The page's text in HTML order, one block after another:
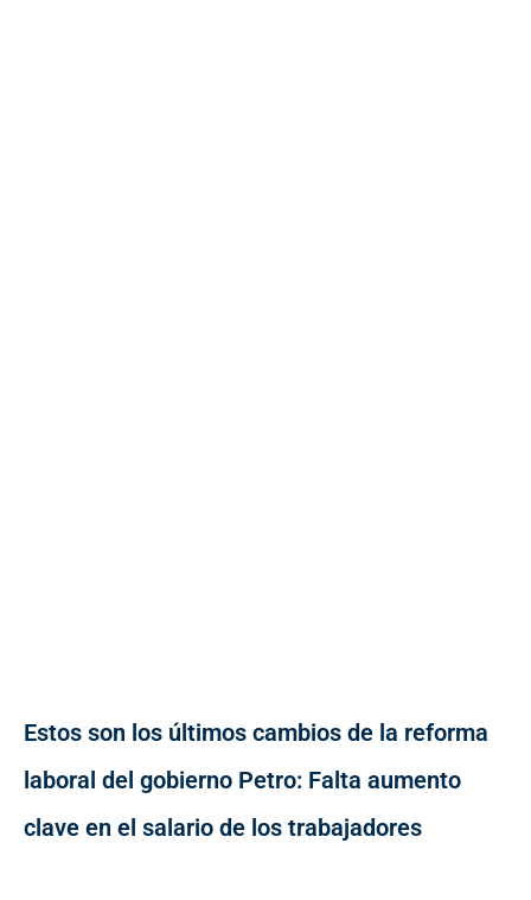
Estos son los últimos cambios de la reforma
laboral del gobierno Petro: Falta aumento
clave en el salario de los trabajadores